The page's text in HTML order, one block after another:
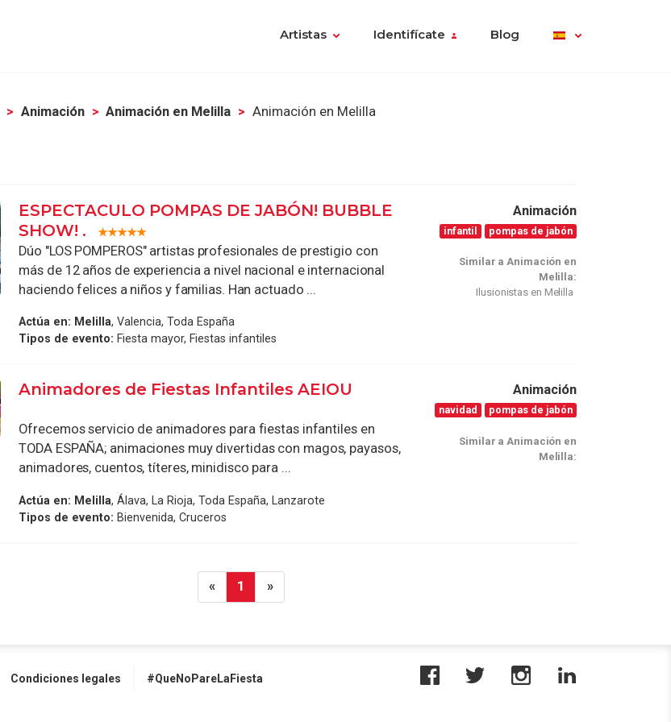
Artistas Identifícate Blog
Animación Animación en Melilla Animación en Melilla
ESPECTACULO POMPAS DE JABÓN! BUBBLE
SHOW! .
Dúo "LOS POMPEROS" artistas profesionales de prestigio con
más de 12 años de experiencia a nivel nacional e internacional
haciendo felices a niños y familias. Han actuado ...
Actúa en: Melilla, Valencia, Toda España
Tipos de evento: Fiesta mayor, Fiestas infantiles
Animación
infantil pompas de jabón
Similar a Animación en
Melilla:
Ilusionistas en Melilla
Animadores de Fiestas Infantiles AEIOU
Ofrecemos servicio de animadores para fiestas infantiles en
TODA ESPAÑA; animaciones muy divertidas con magos, payasos,
animadores, cuentos, títeres, minidisco para ...
Actúa en: Melilla, Álava, La Rioja, Toda España, Lanzarote
Tipos de evento: Bienvenida, Cruceros
Animación
navidad pompas de jabón
Similar a Animación en
Melilla:
« 1 »
Condiciones legales #QueNoPareLaFiesta